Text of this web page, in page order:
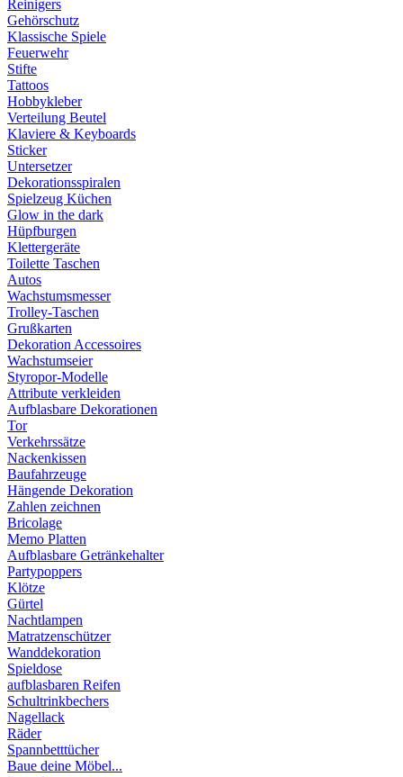
Reinigers
Gehörschutz
Klassische Spiele
Feuerwehr
Stifte
Tattoos
Hobbykleber
Verteilung Beutel
Klaviere & Keyboards
Sticker
Untersetzer
Dekorationsspiralen
Spielzeug Küchen
Glow in the dark
Hüpfburgen
Klettergeräte
Toilette Taschen
Autos
Wachstumsmesser
Trolley-Taschen
Grußkarten
Dekoration Accessoires
Wachstumseier
Styropor-Modelle
Attribute verkleiden
Aufblasbare Dekorationen
Tor
Verkehrssätze
Nackenkissen
Baufahrzeuge
Hängende Dekoration
Zahlen zeichnen
Bricolage
Memo Platten
Aufblasbare Getränkehalter
Partypoppers
Klötze
Gürtel
Nachtlampen
Matratzenschützer
Wanddekoration
Spieldose
aufblasbaren Reifen
Schultrinkbechers
Nagellack
Räder
Spannbetttücher
Baue deine Möbel...